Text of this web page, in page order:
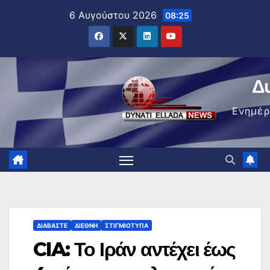
6 Αυγούστου 2026 08:25
ΔΙΑΒΆΣΤΕ ΔΙΕΘΝΉ ΣΤΙΓΜΙΌΤΥΠΑ
CIA: Το Ιράν αντέχει έως